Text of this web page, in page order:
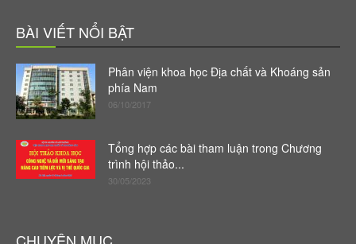
BÀI VIẾT NỔI BẬT
Phân viện khoa học Địa chất và Khoáng sản
phía Nam
06/10/2017
Tổng hợp các bài tham luận trong Chương
trình hội thảo...
30/05/2023